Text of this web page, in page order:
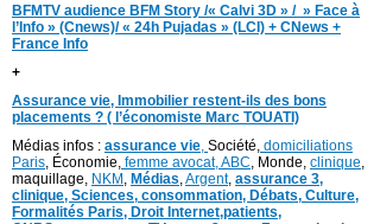
BFMTV audience BFM Story /« Calvi 3D » / » Face à
l’Info » (Cnews)/ « 24h Pujadas » (LCI) + CNews +
France Info
+
Assurance vie, Immobilier restent-ils des bons
placements ? ( l’économiste Marc TOUATI)
Médias infos : assurance vie Société, domiciliations
Paris , Économie, femme avocat, ABC , Monde, clinique
maquillage, NKM Médias Argent, assurance 3,
clinique, Sciences, consommation, Débats, Culture,
Formalités Paris, Droit Internet,patients,